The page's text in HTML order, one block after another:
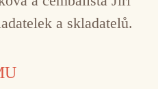
a skladatelů.